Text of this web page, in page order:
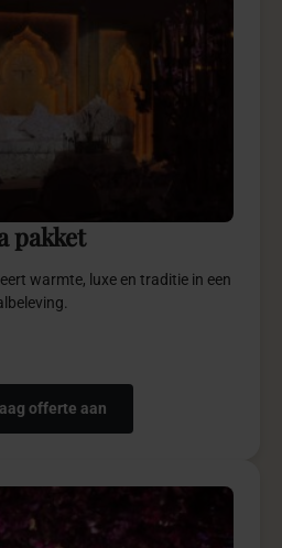
pakket
warmte, luxe en traditie in een
offerte aan